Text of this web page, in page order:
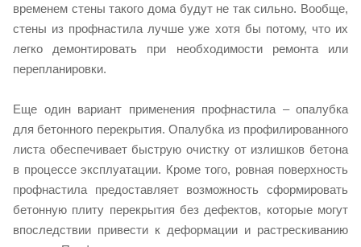
временем стены такого дома будут не так сильно. Вообще,
стены из профнастила лучше уже хотя бы потому, что их
легко демонтировать при необходимости ремонта или
перепланировки.
Еще один вариант применения профнастила – опалубка
для бетонного перекрытия. Опалубка из профилированного
листа обеспечивает быструю очистку от излишков бетона
в процессе эксплуатации. Кроме того, ровная поверхность
профнастила предоставляет возможность сформировать
бетонную плиту перекрытия без дефектов, которые могут
впоследствии привести к деформации и растрескиванию